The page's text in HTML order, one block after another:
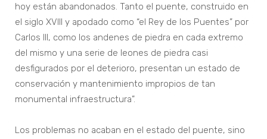
hoy están abandonados. Tanto el puente, construido en
el siglo XVIII y apodado como “el Rey de los Puentes” por
Carlos III, como los andenes de piedra en cada extremo
del mismo y una serie de leones de piedra casi
desfigurados por el deterioro, presentan un estado de
conservación y mantenimiento impropios de tan
monumental infraestructura”.
Los problemas no acaban en el estado del puente, sino